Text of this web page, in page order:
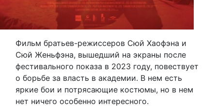
Фильм братьев-режиссеров Сюй Хаофэна и
Сюй Женьфэна, вышедший на экраны после
фестивального показа в 2023 году, повествует
о борьбе за власть в академии. В нем есть
яркие бои и потрясающие костюмы, но в нем
нет ничего особенно интересного.